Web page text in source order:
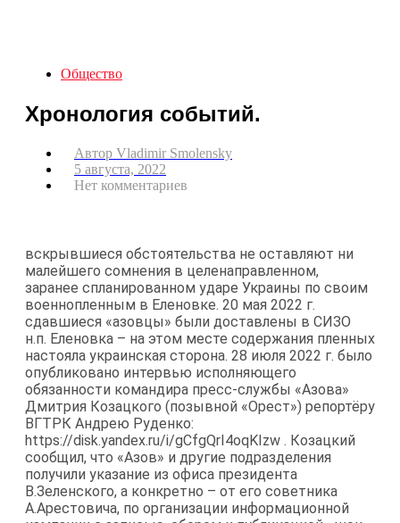
Общество
Хронология событий.
Автор Vladimir Smolensky
5 августа, 2022
Нет комментариев
вскрывшиеся обстоятельства не оставляют ни
малейшего сомнения в целенаправленном,
заранее спланированном ударе Украины по своим
военнопленным в Еленовке. 20 мая 2022 г.
сдавшиеся «азовцы» были доставлены в СИЗО
н.п. Еленовка – на этом месте содержания пленных
настояла украинская сторона. 28 июля 2022 г. было
опубликовано интервью исполняющего
обязанности командира пресс-службы «Азова»
Дмитрия Козацкого (позывной «Орест») репортёру
ВГТРК Андрею Руденко:
https://disk.yandex.ru/i/gCfgQrI4oqKIzw . Козацкий
сообщил, что «Азов» и другие подразделения
получили указание из офиса президента
В.Зеленского, а конкретно – от его советника
А.Арестовича, по организации информационной